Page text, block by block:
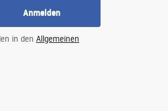
Anmelden
in den Allgemeinen